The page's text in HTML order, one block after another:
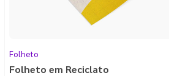
Folheto
Folheto em Reciclato